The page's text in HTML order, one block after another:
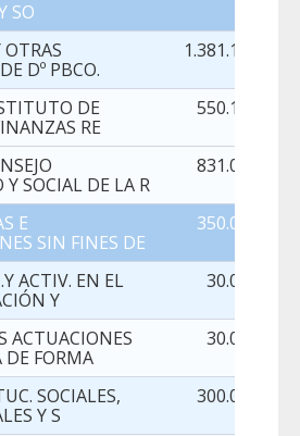
SO
OTRAS
Dº PBCO.
1.381.158,00
DE
RE
550.105,00
SOCIAL DE LA R
831.053,00
E
SIN FINES DE
350.000,00
ACTIV. EN EL
Y
30.000,00
ACTUACIONES
FORMA
30.000,00
SOCIALES,
Y S
300.000,00